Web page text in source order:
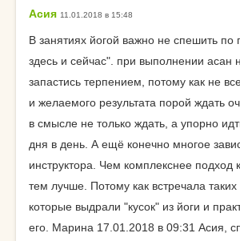
Асия 11.01.2018 в 15:48
В занятиях йогой важно не спешить по
здесь и сейчас". при выполнении асан
запастись терпением, потому как не
и желаемого результата порой ждать
в смысле не только ждать, а упорно
дня в день. А ещё конечно многое
инструктора. Чем комплекснее подход
тем лучше. Потому как встречала таких
которые выдрали "кусок" из йоги и
его. Марина 17.01.2018 в 09:31 Асия,